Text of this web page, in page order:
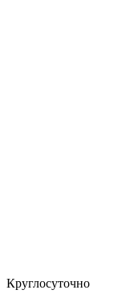
Круглосуточно